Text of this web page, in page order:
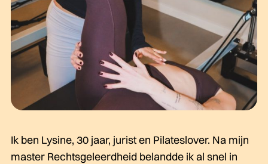
Ik ben Lysine, 30 jaar, jurist en Pilateslover. Na mijn
master Rechtsgeleerdheid belandde ik al snel in